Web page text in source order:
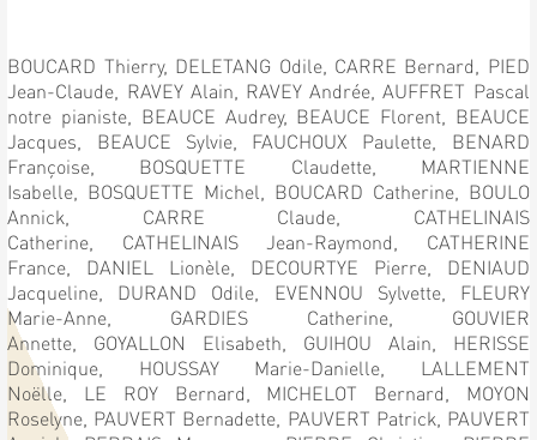
BOUCARD Thierry, DELETANG Odile, CARRE Bernard, PIED
Jean-Claude, RAVEY Alain, RAVEY Andrée,AUFFRET Pascal
notre pianiste, BEAUCE Audrey, BEAUCE Florent, BEAUCE
Jacques, BEAUCE Sylvie, FAUCHOUX Paulette, BENARD
Françoise, BOSQUETTE Claudette, MARTIENNE
Isabelle, BOSQUETTE Michel, BOUCARD Catherine, BOULO
Annick, CARRE Claude, CATHELINAIS
Catherine, CATHELINAIS Jean-Raymond, CATHERINE
France, DANIEL Lionèle, DECOURTYE Pierre, DENIAUD
Jacqueline, DURAND Odile, EVENNOU Sylvette, FLEURY
Marie-Anne, GARDIES Catherine, GOUVIER
Annette, GOYALLON Elisabeth, GUIHOU Alain, HERISSE
Dominique, HOUSSAY Marie-Danielle, LALLEMENT
Noëlle, LE ROY Bernard, MICHELOT Bernard, MOYON
Roselyne, PAUVERT Bernadette, PAUVERT Patrick, PAUVERT